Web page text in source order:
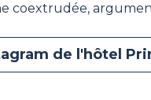
coextrudée,
de l'hôtel